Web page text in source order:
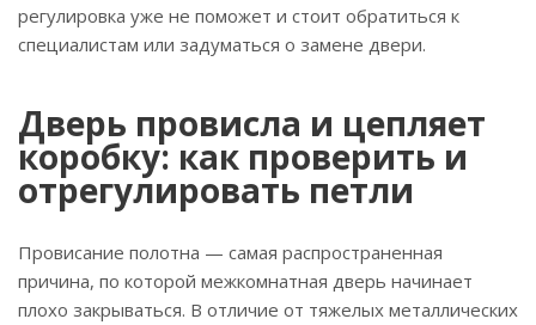
регулировка уже не поможет и стоит обратиться к
специалистам или задуматься о замене двери.
Дверь провисла и цепляет
коробку: как проверить и
отрегулировать петли
Провисание полотна — самая распространенная
причина, по которой межкомнатная дверь начинает
плохо закрываться. В отличие от тяжелых металлических